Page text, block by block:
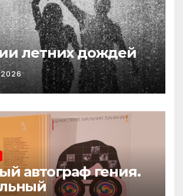
летних дождей
автограф гения.